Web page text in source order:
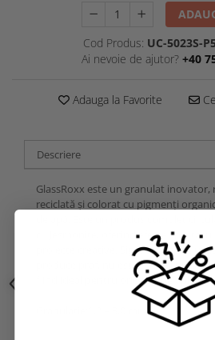
Cod Produs: UC-5023S-
Ai nevoie de ajutor? +40
Adauga la Favorite
Descriere
GlassRoxx este un granulat inovator,
reciclată și colorat cu pigmenți
de apă. Este un produs complet
cu Jesmonite, oferind efecte
proiecte creative. Sigur și ușor de
produce praf, nu este toxic și nu
fiind ideal pentru orice tip de aplicare.